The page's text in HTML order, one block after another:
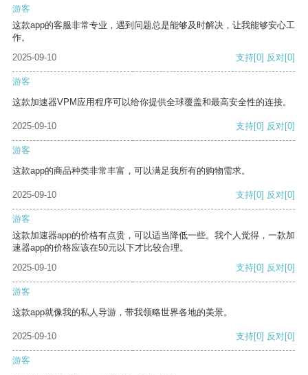
游客
这款app的客服非常专业，遇到问题总是能够及时解决，让我能够安心工
作。
2025-09-10
支持[0] 反对[0]
游客
这款加速器VPM应用程序可以给你提供全球覆盖和最高安全性的连接。
2025-09-10 支持[0] 反对[0]
游客
这款app的商品种类非常丰富，可以满足我所有的购物需求。
2025-09-10 支持[0] 反对[0]
游客
这款加速器app的价格有点贵，可以适当降低一些。我个人觉得，一款加
速器app的价格应该在50元以下才比较合理。
2025-09-10
支持[0] 反对[0]
游客
这款app就像我的私人导游，带我领略世界各地的美景。
2025-09-10 支持[0] 反对[0]
游客